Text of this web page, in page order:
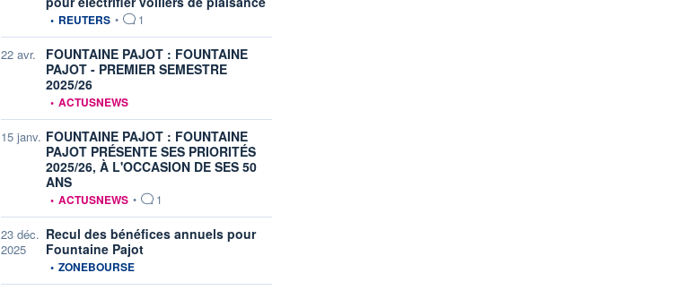
information fournie par
• REUTERS • 1
22 avr.
FOUNTAINE PAJOT : FOUNTAINE
PAJOT - PREMIER SEMESTRE
2025/26
information fournie par
• ACTUSNEWS
15 janv. FOUNTAINE PAJOT : FOUNTAINE
PAJOT PRÉSENTE SES PRIORITÉS
2025/26, À L'OCCASION DE SES 50
ANS
information fournie par
• ACTUSNEWS • 1
23 déc.
2025
Recul des bénéfices annuels pour
Fountaine Pajot
information fournie par
• ZONEBOURSE